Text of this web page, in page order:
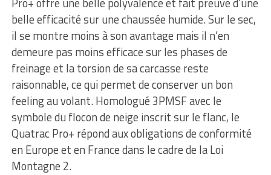
belle efficacité sur une chaussée humide. Sur le sec,
il se montre moins à son avantage mais il n’en
demeure pas moins efficace sur les phases de
freinage et la torsion de sa carcasse reste
raisonnable, ce qui permet de conserver un bon
feeling au volant. Homologué 3PMSF avec le
symbole du flocon de neige inscrit sur le flanc, le
Quatrac Pro+ répond aux obligations de conformité
en Europe et en France dans le cadre de la Loi
Montagne 2.